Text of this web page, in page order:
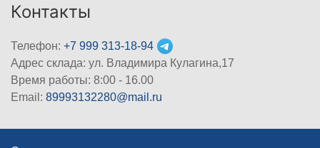
Контакты
Телефон: +7 999 313-18-94
Адрес склада: ул. Владимира Кулагина,17
Время работы: 8:00 - 16.00
Email: 89993132280@mail.ru